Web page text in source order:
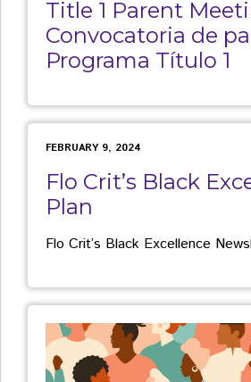
Title 1 Parent
Convocatoria de
Programa Título 1
FEBRUARY 9, 2024
Flo Crit’s Black
Plan
Flo Crit’s Black Excellence